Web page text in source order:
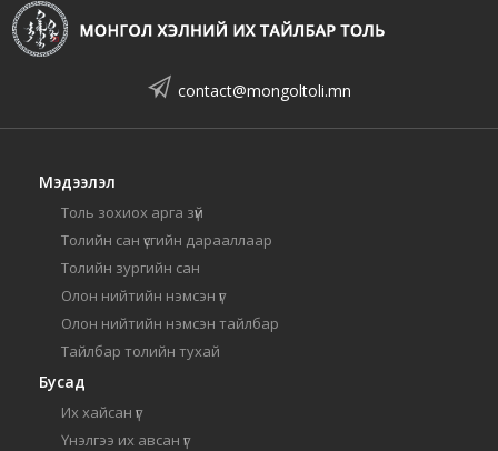
contact@mongoltoli.mn
Мэдээлэл
Толь зохиох арга зүй
Толийн сан үсгийн дарааллаар
Толийн зургийн сан
Олон нийтийн нэмсэн үг
Олон нийтийн нэмсэн тайлбар
Тайлбар толийн тухай
Бусад
Их хайсан үг
Үнэлгээ их авсан үг